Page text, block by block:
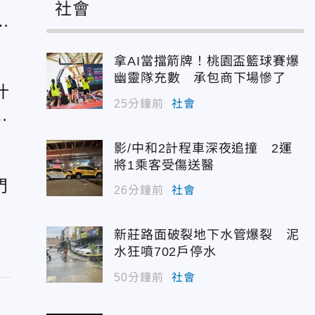
社會
拿AI當擋箭牌！桃園盃籃球賽爆
幽靈隊充數 承包商下場慘了
25分鐘前 社會
影/中和2計程車深夜追撞 2運
將1乘客受傷送醫
26分鐘前 社會
新莊路面破裂地下水管爆裂 泥
水狂噴702戶停水
50分鐘前 社會